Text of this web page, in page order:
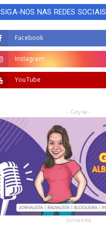
SIGA-NOS NAS REDES SOCIAIS
Facebook
Instagram
YouTube
- Geysa -
Jornalista